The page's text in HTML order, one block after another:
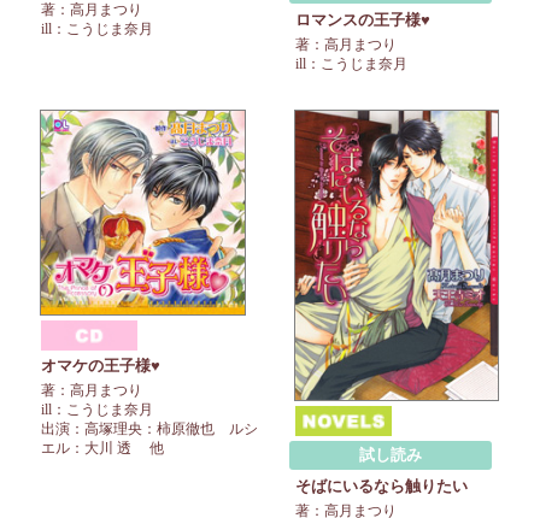
著：高月まつり
ill：こうじま奈月
ロマンスの王子様♥
著：高月まつり
ill：こうじま奈月
オマケの王子様♥
著：高月まつり
ill：こうじま奈月
出演：高塚理央：柿原徹也 ルシ
エル：大川 透 他
試し読み
そばにいるなら触りたい
著：高月まつり